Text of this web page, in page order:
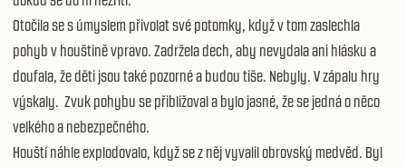
Otočila se s úmyslem přivolat své potomky, když v tom zaslechla
pohyb v houštině vpravo. Zadržela dech, aby nevydala ani hlásku a
doufala, že děti jsou také pozorné a budou tiše. Nebyly. V zápalu hry
výskaly. Zvuk pohybu se přibližoval a bylo jasné, že se jedná o něco
velkého a nebezpečného.
Houští náhle explodovalo, když se z něj vyvalil obrovský medvěd. Byl